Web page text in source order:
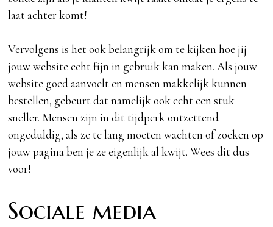
laat achter komt!
Vervolgens is het ook belangrijk om te kijken hoe jij
jouw website echt fijn in gebruik kan maken. Als jouw
website goed aanvoelt en mensen makkelijk kunnen
bestellen, gebeurt dat namelijk ook echt een stuk
sneller. Mensen zijn in dit tijdperk ontzettend
ongeduldig, als ze te lang moeten wachten of zoeken op
jouw pagina ben je ze eigenlijk al kwijt. Wees dit dus
voor!
Sociale media